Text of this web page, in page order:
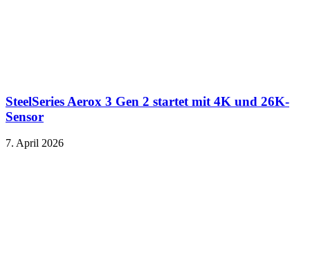
SteelSeries Aerox 3 Gen 2 startet mit 4K und 26K-
Sensor
7. April 2026